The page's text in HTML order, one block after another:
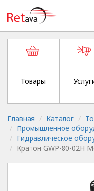
Товары
Главная Каталог
Промышленное
Гидравлическое
Кратон GWP-80-02H